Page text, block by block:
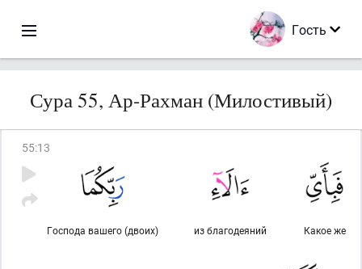
Гость
Сура 55, Ар-Рахман (Милостивый)
55:13
Какое же
из благодеяний
Господа вашего (двоих)